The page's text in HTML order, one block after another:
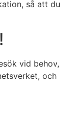
så att du
vid behov,
och